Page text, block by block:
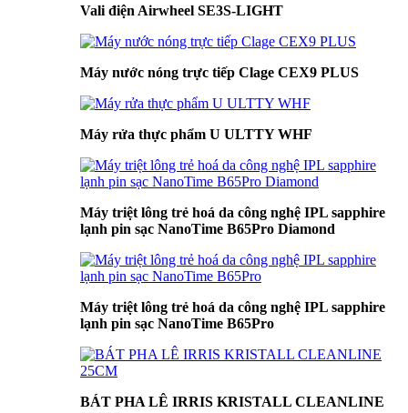
Vali điện Airwheel SE3S-LIGHT
Máy nước nóng trực tiếp Clage CEX9 PLUS
Máy rửa thực phẩm U ULTTY WHF
Máy triệt lông trẻ hoá da công nghệ IPL sapphire
lạnh pin sạc NanoTime B65Pro Diamond
Máy triệt lông trẻ hoá da công nghệ IPL sapphire
lạnh pin sạc NanoTime B65Pro
BÁT PHA LÊ IRRIS KRISTALL CLEANLINE